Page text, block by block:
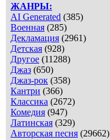
ЖАНРЫ:
AI Generated (385)
Военная (285)
Декламация (2961)
Детская (928)
Другое (11288)
Джаз (650)
Джаз-рок (358)
Кантри (366)
Классика (2672)
Комедия (947)
Латинская (329)
Авторская песня (29662)